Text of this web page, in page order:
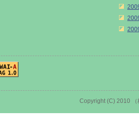
Copyright (C) 2010